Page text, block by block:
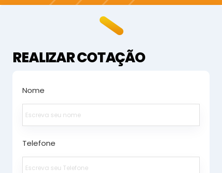
REALIZAR COTAÇÃO
Nome
Telefone